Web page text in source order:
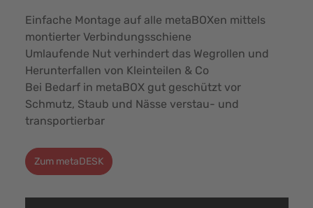
Einfache Montage auf alle metaBOXen mittels
montierter Verbindungsschiene
Umlaufende Nut verhindert das Wegrollen und
Herunterfallen von Kleinteilen & Co
Bei Bedarf in metaBOX gut geschützt vor
Schmutz, Staub und Nässe verstau- und
transportierbar
Zum metaDESK